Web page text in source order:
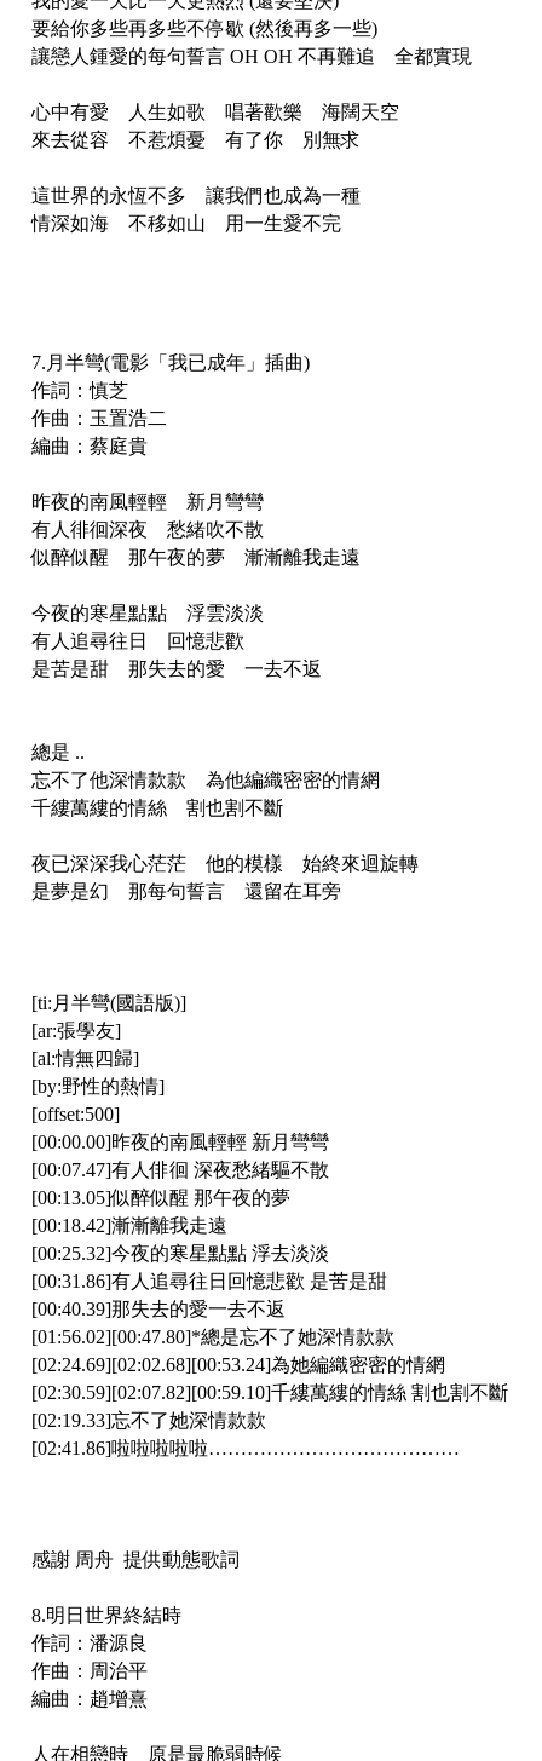
要給你多些再多些不停歇 (然後再多一些)
讓戀人鍾愛的每句誓言 OH OH 不再難追 全都實現
心中有愛 人生如歌 唱著歡樂 海闊天空
來去從容 不惹煩憂 有了你 別無求
這世界的永恆不多 讓我們也成為一種
情深如海 不移如山 用一生愛不完
7.月半彎(電影「我已成年」插曲)
作詞：慎芝
作曲：玉置浩二
編曲：蔡庭貴
昨夜的南風輕輕 新月彎彎
有人徘徊深夜 愁緒吹不散
似醉似醒 那午夜的夢 漸漸離我走遠
今夜的寒星點點 浮雲淡淡
有人追尋往日 回憶悲歡
是苦是甜 那失去的愛 一去不返
總是 ..
忘不了他深情款款 為他編織密密的情網
千縷萬縷的情絲 割也割不斷
夜已深深我心茫茫 他的模樣 始終來迴旋轉
是夢是幻 那每句誓言 還留在耳旁
[ti:月半彎(國語版)]
[ar:張學友]
[al:情無四歸]
[by:野性的熱情]
[offset:500]
[00:00.00]昨夜的南風輕輕 新月彎彎
[00:07.47]有人俳徊 深夜愁緒驅不散
[00:13.05]似醉似醒 那午夜的夢
[00:18.42]漸漸離我走遠
[00:25.32]今夜的寒星點點 浮去淡淡
[00:31.86]有人追尋往日回憶悲歡 是苦是甜
[00:40.39]那失去的愛一去不返
[01:56.02][00:47.80]*總是忘不了她深情款款
[02:24.69][02:02.68][00:53.24]為她編織密密的情網
[02:30.59][02:07.82][00:59.10]千縷萬縷的情絲 割也割不斷
[02:19.33]忘不了她深情款款
[02:41.86]啦啦啦啦啦…………………………………
感謝 周舟 提供動態歌詞
8.明日世界終結時
作詞：潘源良
作曲：周治平
編曲：趙增熹
人在相戀時 原是最脆弱時候